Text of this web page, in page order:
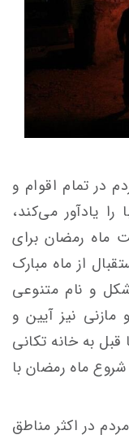
در تمام اقوام و
یادآور می‌کند،
ماه رمضان برای
از ماه مبارک
و نام متنوعی
نیز آیین و
قبل به خانه تکانی
ماه رمضان با
در اکثر مناطق